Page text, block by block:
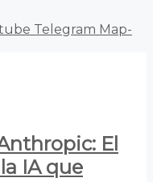
Telegram Map-
El
IA que